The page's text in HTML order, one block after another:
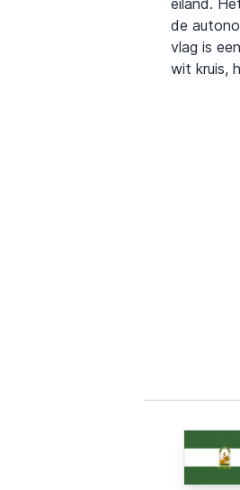
de
vlag is
wit kruis,